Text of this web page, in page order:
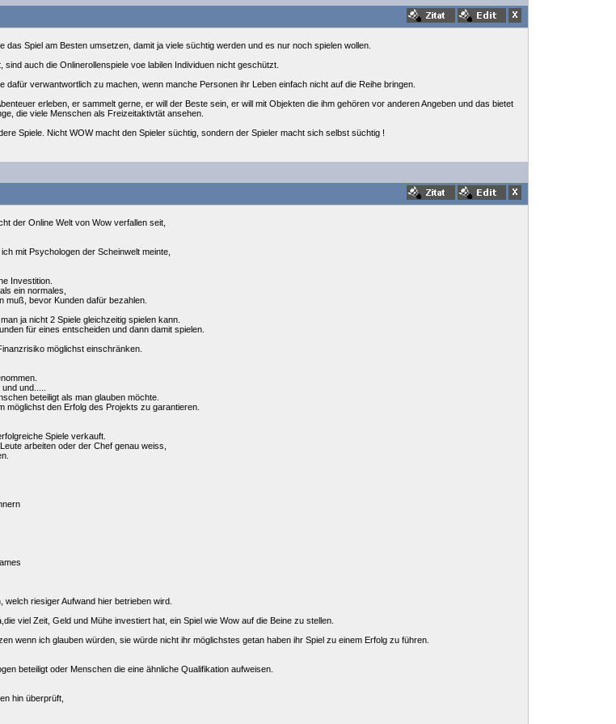
Spiel am Besten umsetzen, damit ja viele süchtig werden und es nur noch spielen wollen.
auch die Onlinerollenspiele voe labilen Individuen nicht geschützt.
verwantwortlich zu machen, wenn manche Personen ihr Leben einfach nicht auf die Reihe bringen.
erleben, er sammelt gerne, er will der Beste sein, er will mit Objekten die ihm gehören vor anderen Angeben und das bietet
die viele Menschen als Freizeitaktivtät ansehen.
Spiele. Nicht WOW macht den Spieler süchtig, sondern der Spieler macht sich selbst süchtig !
der Online Welt von Wow verfallen seit,
mit Psychologen der Scheinwelt meinte,
Investition.
ein normales,
muß, bevor Kunden dafür bezahlen.
ja nicht 2 Spiele gleichzeitig spielen kann.
für eines entscheiden und dann damit spielen.
möglichst einschränken.
und.....
beteiligt als man glauben möchte.
möglichst den Erfolg des Projekts zu garantieren.
Spiele verkauft.
arbeiten oder der Chef genau weiss,
riesiger Aufwand hier betrieben wird.
viel Zeit, Geld und Mühe investiert hat, ein Spiel wie Wow auf die Beine zu stellen.
wenn ich glauben würden, sie würde nicht ihr möglichstes getan haben ihr Spiel zu einem Erfolg zu führen.
beteiligt oder Menschen die eine ähnliche Qualifikation aufweisen.
hin überprüft,